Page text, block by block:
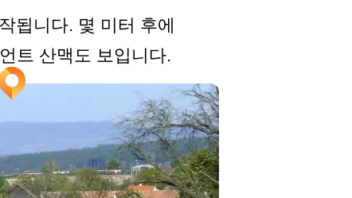
됩니다. 몇 미터 후에
트 산맥도 보입니다.